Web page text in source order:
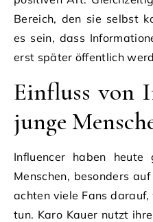
Bereich, den sie selbst
es sein, dass
erst später öffentlich
Einfluss von
junge
Influencer haben heute
Menschen, besonders
achten viele Fans
tun. Karo Kauer nutzt